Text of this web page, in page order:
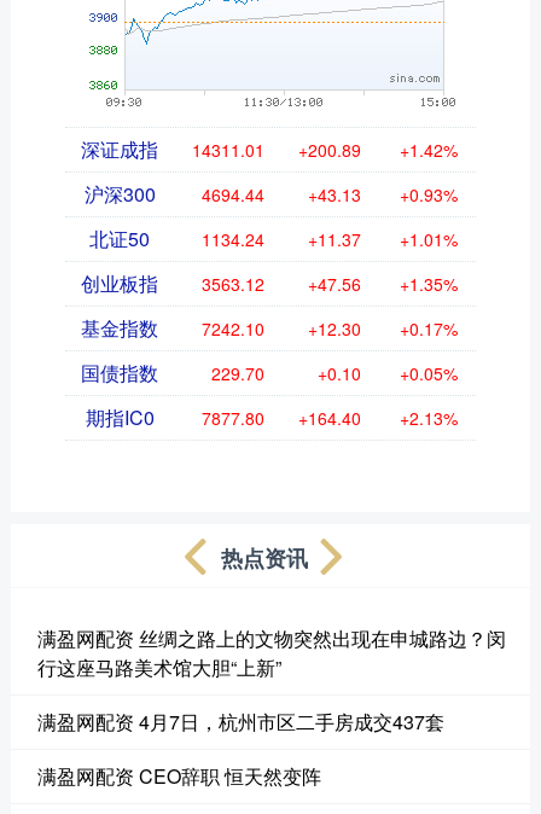
深证成指 14311.01 +200.89 +1.42%
沪深300 4694.44 +43.13 +0.93%
北证50 1134.24 +11.37 +1.01%
创业板指 3563.12 +47.56 +1.35%
基金指数 7242.10 +12.30 +0.17%
国债指数 229.70 +0.10 +0.05%
期指IC0 7877.80 +164.40 +2.13%
热点资讯
满盈网配资 丝绸之路上的文物突然出现在申城路边？闵
行这座马路美术馆大胆“上新”
满盈网配资 4月7日，杭州市区二手房成交437套
满盈网配资 CEO辞职 恒天然变阵